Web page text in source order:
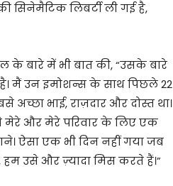
सिनेमैटिक लिबर्टी ली गई है,
के बारे में भी बात की, “उसके बारे
मैं उन इमोशन्स के साथ पिछले 22
अच्छा भाई, राज़दार और दोस्त था।
और मेरे परिवार के लिए एक
ऐसा एक भी दिन नहीं गया जब
उसे और ज़्यादा मिस करते हैं।”